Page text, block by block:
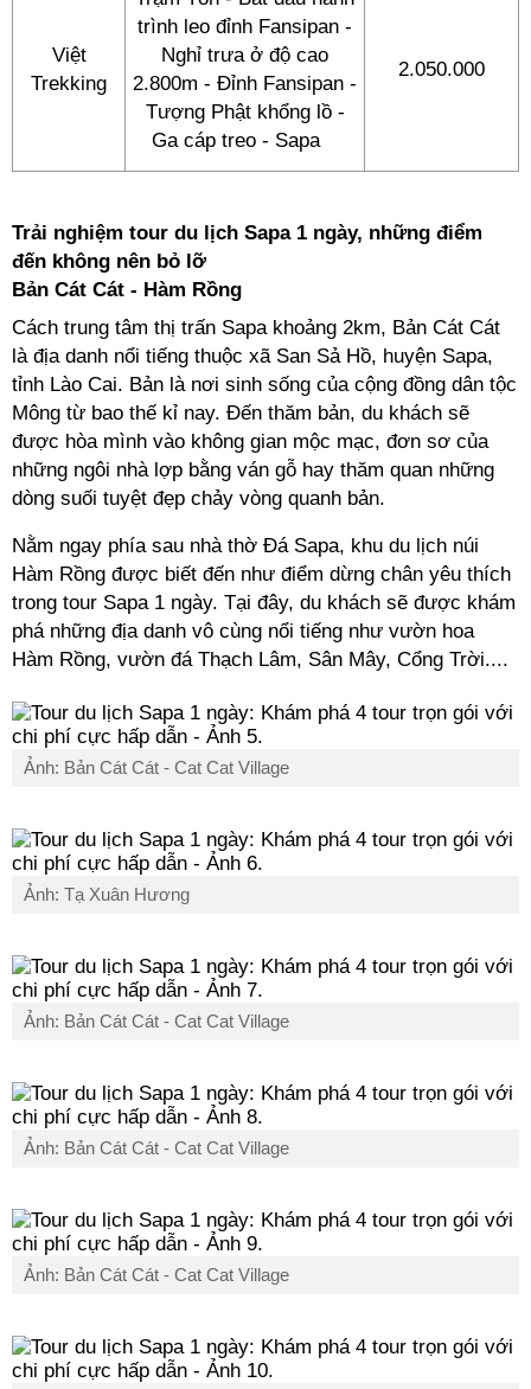
Việt
Trekking
trình leo đỉnh Fansipan -
Nghỉ trưa ở độ cao
2.800m - Đỉnh Fansipan -
Tượng Phật khổng lồ -
Ga cáp treo - Sapa
2.050.000
Trải nghiệm tour du lịch Sapa 1 ngày, những điểm
đến không nên bỏ lỡ
Bản Cát Cát - Hàm Rồng
Cách trung tâm thị trấn Sapa khoảng 2km, Bản Cát Cát
là địa danh nổi tiếng thuộc xã San Sả Hồ, huyện Sapa,
tỉnh Lào Cai. Bản là nơi sinh sống của cộng đồng dân tộc
Mông từ bao thế kỉ nay. Đến thăm bản, du khách sẽ
được hòa mình vào không gian mộc mạc, đơn sơ của
những ngôi nhà lợp bằng ván gỗ hay thăm quan những
dòng suối tuyệt đẹp chảy vòng quanh bản.
Nằm ngay phía sau nhà thờ Đá Sapa, khu du lịch núi
Hàm Rồng được biết đến như điểm dừng chân yêu thích
trong tour Sapa 1 ngày. Tại đây, du khách sẽ được khám
phá những địa danh vô cùng nổi tiếng như vườn hoa
Hàm Rồng, vườn đá Thạch Lâm, Sân Mây, Cổng Trời....
Ảnh: Bản Cát Cát - Cat Cat Village
Ảnh: Tạ Xuân Hương
Ảnh: Bản Cát Cát - Cat Cat Village
Ảnh: Bản Cát Cát - Cat Cat Village
Ảnh: Bản Cát Cát - Cat Cat Village